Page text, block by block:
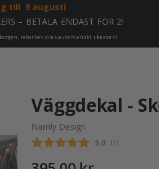
till 9 augusti
– BETALA ENDAST FÖR 2!
rabatten dras automatiskt i kassan!
Väggdekal -
Namly Design
Snittbetyg:
5.0 (röster:
1 )